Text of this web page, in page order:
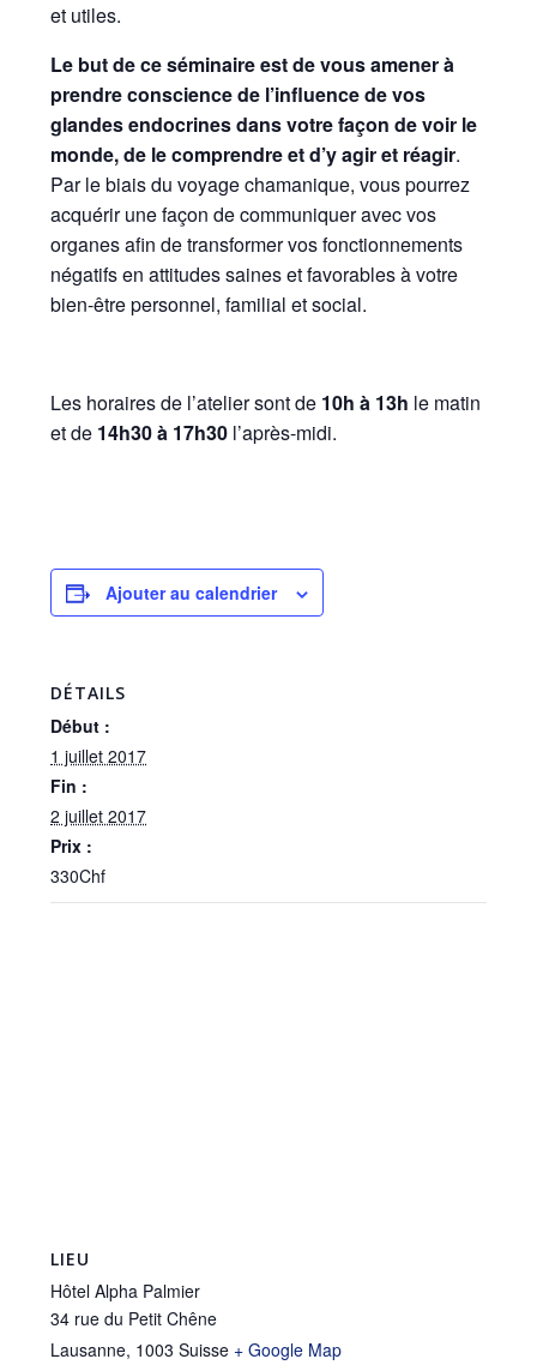
et utiles.
Le but de ce séminaire est de vous amener à
prendre conscience de l’influence de vos
glandes endocrines dans votre façon de voir le
monde, de le comprendre et d’y agir et réagir.
Par le biais du voyage chamanique, vous pourrez
acquérir une façon de communiquer avec vos
organes afin de transformer vos fonctionnements
négatifs en attitudes saines et favorables à votre
bien-être personnel, familial et social.
Les horaires de l’atelier sont de 10h à 13h le matin
et de 14h30 à 17h30 l’après-midi.
Ajouter au calendrier
DÉTAILS
Début :
1 juillet 2017
Fin :
2 juillet 2017
Prix :
330Chf
LIEU
Hôtel Alpha Palmier
34 rue du Petit Chêne
Lausanne, 1003 Suisse + Google Map